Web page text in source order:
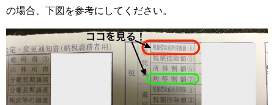
の場合、下図を参考にしてください。